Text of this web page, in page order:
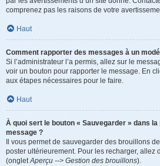
comprenez pas les raisons de votre
Haut
Comment rapporter des messages à un
Si l’administrateur l’a permis, allez sur le
voir un bouton pour rapporter le message. En
aux étapes nécessaires pour le faire.
Haut
À quoi sert le bouton « Sauvegarder » dans
message ?
Il vous permet de sauvegarder des brouillons
poster ultérieurement. Pour les recharger, allez
(ongletAperçu --> Gestion des brouillons).